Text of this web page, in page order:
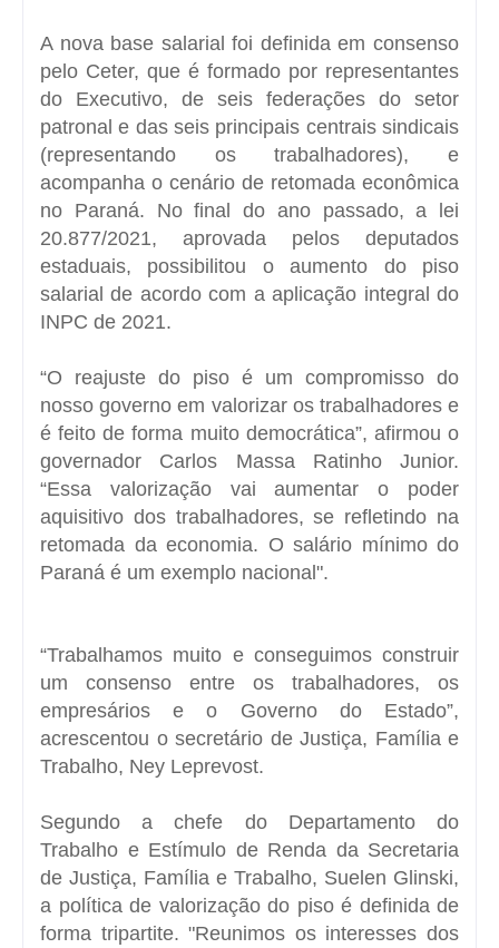
A nova base salarial foi definida em consenso
pelo Ceter, que é formado por representantes
do Executivo, de seis federações do setor
patronal e das seis principais centrais sindicais
(representando os trabalhadores), e
acompanha o cenário de retomada econômica
no Paraná. No final do ano passado, a lei
20.877/2021, aprovada pelos deputados
estaduais, possibilitou o aumento do piso
salarial de acordo com a aplicação integral do
INPC de 2021.
“O reajuste do piso é um compromisso do
nosso governo em valorizar os trabalhadores e
é feito de forma muito democrática”, afirmou o
governador Carlos Massa Ratinho Junior.
“Essa valorização vai aumentar o poder
aquisitivo dos trabalhadores, se refletindo na
retomada da economia. O salário mínimo do
Paraná é um exemplo nacional".
“Trabalhamos muito e conseguimos construir
um consenso entre os trabalhadores, os
empresários e o Governo do Estado”,
acrescentou o secretário de Justiça, Família e
Trabalho, Ney Leprevost.
Segundo a chefe do Departamento do
Trabalho e Estímulo de Renda da Secretaria
de Justiça, Família e Trabalho, Suelen Glinski,
a política de valorização do piso é definida de
forma tripartite. "Reunimos os interesses dos